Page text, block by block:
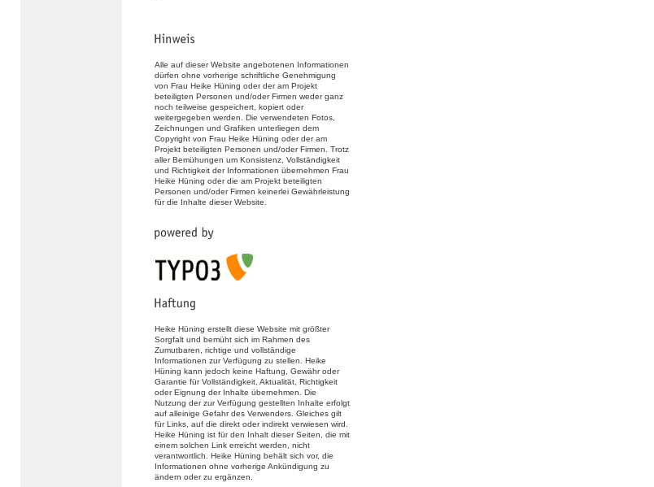
Alle auf dieser Website angebotenen Informationen
dürfen ohne vorherige schriftliche Genehmigung
von Frau Heike Hüning oder der am Projekt
beteiligten Personen und/oder Firmen weder ganz
noch teilweise gespeichert, kopiert oder
weitergegeben werden. Die verwendeten Fotos,
Zeichnungen und Grafiken unterliegen dem
Copyright von Frau Heike Hüning oder der am
Projekt beteiligten Personen und/oder Firmen. Trotz
aller Bemühungen um Konsistenz, Vollständigkeit
und Richtigkeit der Informationen übernehmen Frau
Heike Hüning oder die am Projekt beteiligten
Personen und/oder Firmen keinerlei Gewährleistung
für die Inhalte dieser Website.
Heike Hüning erstellt diese Website mit größter
Sorgfalt und bemüht sich im Rahmen des
Zumutbaren, richtige und vollständige
Informationen zur Verfügung zu stellen. Heike
Hüning kann jedoch keine Haftung, Gewähr oder
Garantie für Vollständigkeit, Aktualität, Richtigkeit
oder Eignung der Inhalte übernehmen. Die
Nutzung der zur Verfügung gestellten Inhalte erfolgt
auf alleinige Gefahr des Verwenders. Gleiches gilt
für Links, auf die direkt oder indirekt verwiesen wird.
Heike Hüning ist für den Inhalt dieser Seiten, die mit
einem solchen Link erreicht werden, nicht
verantwortlich. Heike Hüning behält sich vor, die
Informationen ohne vorherige Ankündigung zu
ändern oder zu ergänzen.